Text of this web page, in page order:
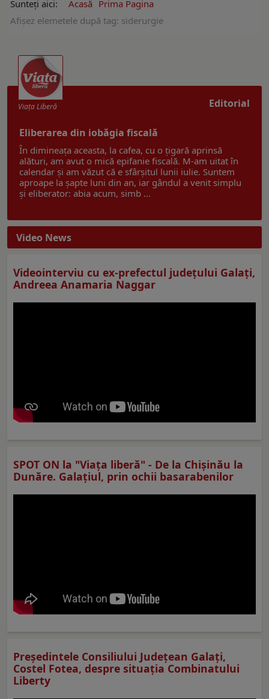
Sunteți aici: Acasă Prima Pagina
Afişez elemetele după tag: siderurgie
Editorial
Viaţa Liberă
Eliberarea din iobăgia fiscală
În dimineața aceasta, la cafea, cu o țigară aprinsă
alături, am avut o mică epifanie fiscală. M-am uitat în
calendar și am văzut că e sfârșitul lunii iulie. Suntem
aproape la șapte luni din an, iar gândul a venit simplu
și eliberator: abia acum, simb ...
Video News
Videointerviu cu ex-prefectul judeţului Galaţi,
Andreea Anamaria Naggar
SPOT ON la "Viaţa liberă" - De la Chișinău la
Dunăre. Galațiul, prin ochii basarabenilor
Preşedintele Consiliului Judeţean Galaţi,
Costel Fotea, despre situaţia Combinatului
Liberty